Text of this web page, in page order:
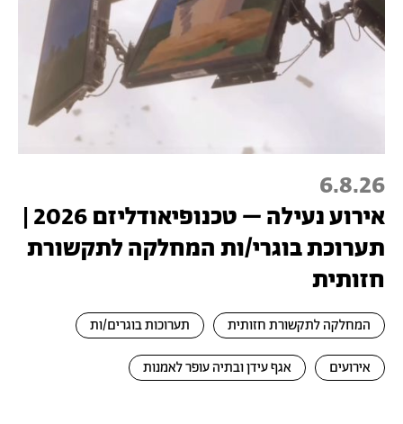
6.8.26
אירוע נעילה – טכנופיאודליזם 2026 |
תערוכת בוגרי/ות המחלקה לתקשורת
חזותית
המחלקה לתקשורת חזותית תערוכות בוגרים/ות
אירועים אגף עידן ובתיה עופר לאמנות